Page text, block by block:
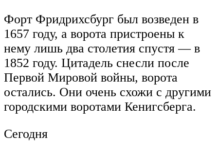
Форт Фридрихсбург был возведен в
1657 году, а ворота пристроены к
нему лишь два столетия спустя — в
1852 году. Цитадель снесли после
Первой Мировой войны, ворота
остались. Они очень схожи с другими
городскими воротами Кенигсберга.
Сегодня